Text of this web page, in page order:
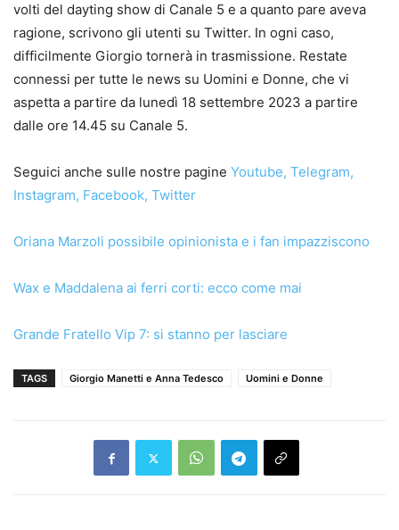
volti del dayting show di Canale 5 e a quanto pare aveva
ragione, scrivono gli utenti su Twitter. In ogni caso,
difficilmente Giorgio tornerà in trasmissione. Restate
connessi per tutte le news su Uomini e Donne, che vi
aspetta a partire da lunedì 18 settembre 2023 a partire
dalle ore 14.45 su Canale 5.
Seguici anche sulle nostre pagine Youtube, Telegram,
Instagram, Facebook, Twitter
Oriana Marzoli possibile opinionista e i fan impazziscono
Wax e Maddalena ai ferri corti: ecco come mai
Grande Fratello Vip 7: si stanno per lasciare
TAGS Giorgio Manetti e Anna Tedesco Uomini e Donne